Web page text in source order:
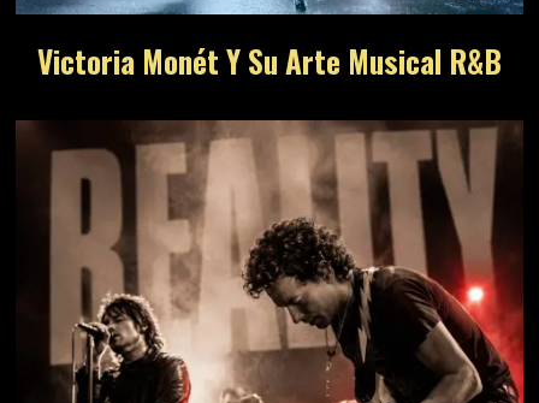
Victoria Monét Y Su Arte Musical R&B